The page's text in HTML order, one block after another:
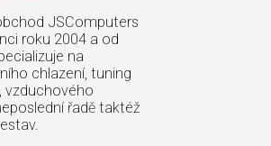
JSComputers
roku 2004 a od
na
chlazení, tuning
vzduchového
řadě taktéž